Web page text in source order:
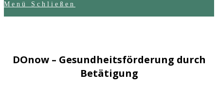
umschalten
panel.
Menü Schließen
DOnow– Gesundheitsförderung durch
Betätigung